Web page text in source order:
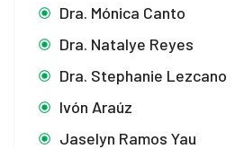
Panel
Panel
panel
Dra. Mónica Canto
Dra. Natalye Reyes
Dra. Stephanie Lezcano
Ivón Araúz
Jaselyn Ramos Yau